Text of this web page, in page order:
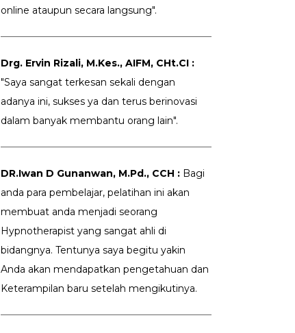
online ataupun secara langsung".
Drg. Ervin Rizali, M.Kes., AIFM, CHt.CI :
"Saya sangat terkesan sekali dengan
adanya ini, sukses ya dan terus berinovasi
dalam banyak membantu orang lain".
DR.Iwan D Gunanwan, M.Pd., CCH : Bagi
anda para pembelajar, pelatihan ini akan
membuat anda menjadi seorang
Hypnotherapist yang sangat ahli di
bidangnya. Tentunya saya begitu yakin
Anda akan mendapatkan pengetahuan dan
Keterampilan baru setelah mengikutinya.